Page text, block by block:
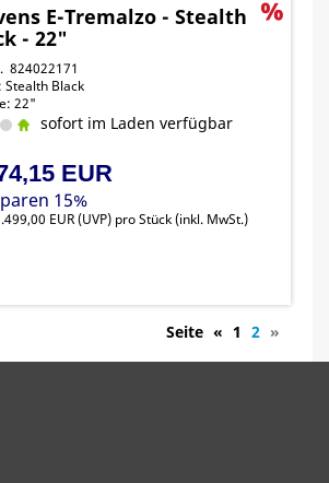
E-Tremalzo - Stealth
- 22"
824022171
Stealth Black
22"
sofort im Laden verfügbar
EUR
15%
EUR(UVP) pro Stück (inkl. MwSt.)
Seite « 1 2 »